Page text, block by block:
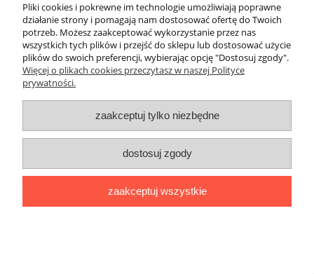
Znicz FARAON MARYJKA
28,00 zł
Cena regularna:
nowość
Pliki cookies i pokrewne im technologie umożliwiają poprawne
działanie strony i pomagają nam dostosować ofertę do Twoich
potrzeb. Możesz zaakceptować wykorzystanie przez nas
wszystkich tych plików i przejść do sklepu lub dostosować użycie
plików do swoich preferencji, wybierając opcję "Dostosuj zgody".
Więcej o plikach cookies przeczytasz w naszej Polityce
prywatności.
zaakceptuj tylko niezbędne
dostosuj zgody
zaakceptuj wszystkie